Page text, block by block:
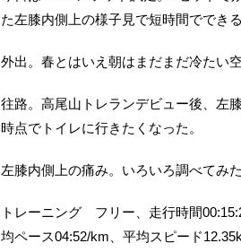
た左膝内側上の様子見で短時間でできる
外出。春とはいえ朝はまだまだ冷たい
往路。高尾山トレランデビュー後、左
時点でトイレに行きたくなった。
左膝内側上の痛み。いろいろ調べてみ
トレーニング フリー、走行時間
均ペース04:52/km、平均スピード